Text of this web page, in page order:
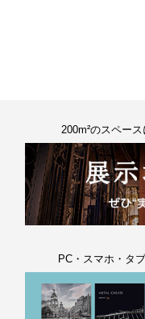
200m²のスペー
PC・スマホ・タ